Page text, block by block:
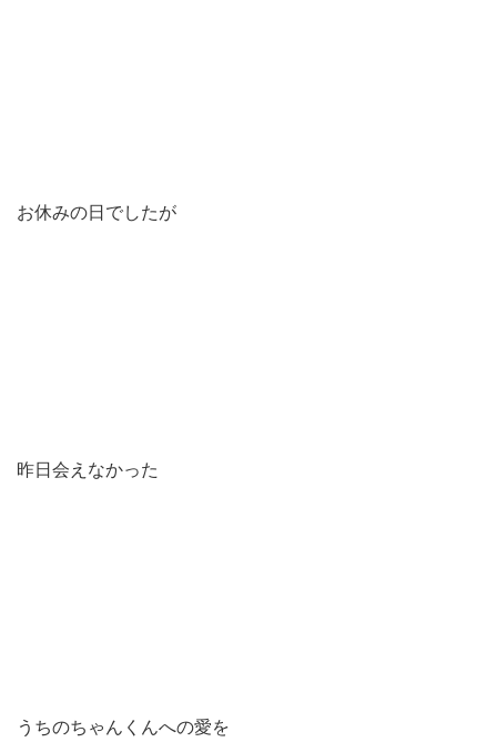
お休みの日でしたが
昨日会えなかった
うちのちゃんくんへの愛を